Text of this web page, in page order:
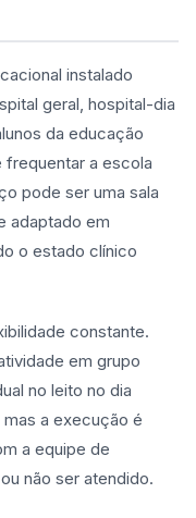
instalado
geral, hospital-dia
da educação
a escola
pode ser uma sala
adaptado em
o estado clínico
constante.
em grupo
no leito no dia
a execução é
a equipe de
não ser atendido.